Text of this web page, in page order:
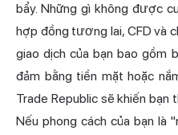
bẩy. Những gì không được
hợp đồng tương lai, CFD và
giao dịch của bạn bao gồm
đảm bằng tiền mặt hoặc
Trade Republic sẽ khiến
Nếu phong cách của bạn là